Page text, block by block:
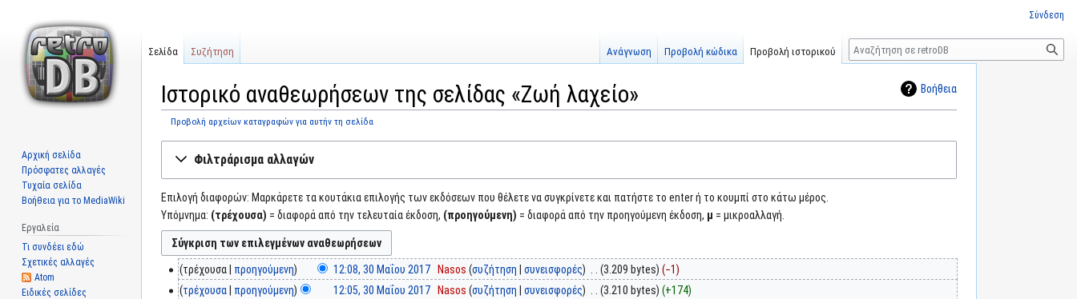
Βοήθεια
Ιστορικό αναθεωρήσεων της σελίδας «Ζωή λαχείο»
Προβολή αρχείων καταγραφών για αυτήν τη σελίδα
στην
στην
Φιλτράρισμα αλλαγών
Επιλογή διαφορών: Μαρκάρετε τα κουτάκια επιλογής των εκδόσεων που θέλετε να συγκρίνετε και πατήστε το enter ή το κουμπί στο κάτω μέρος.
Υπόμνημα: (τρέχουσα) = διαφορά από την τελευταία έκδοση, (προηγούμενη) = διαφορά από την προηγούμενη έκδοση, μ = μικροαλλαγή.
τρέχουσα προηγούμενη 12:08, 30 Μαΐου 2017 Nasos συζήτηση συνεισφορές 3.209 bytes
−1
τρέχουσα
προηγούμενη 12:05, 30 Μαΐου 2017 Nasos συζήτηση συνεισφορές 3.210 bytes
+174
Σύνδεση
Σελίδα Συζήτηση Ανάγνωση Προβολή κώδικα Προβολή ιστορικού
Αναζήτηση
Αρχική σελίδα
Πρόσφατες αλλαγές
Τυχαία σελίδα
Βοήθεια για το MediaWiki
Εργαλεία
Τι συνδέει εδώ
Σχετικές αλλαγές
Atom
Ειδικές σελίδες